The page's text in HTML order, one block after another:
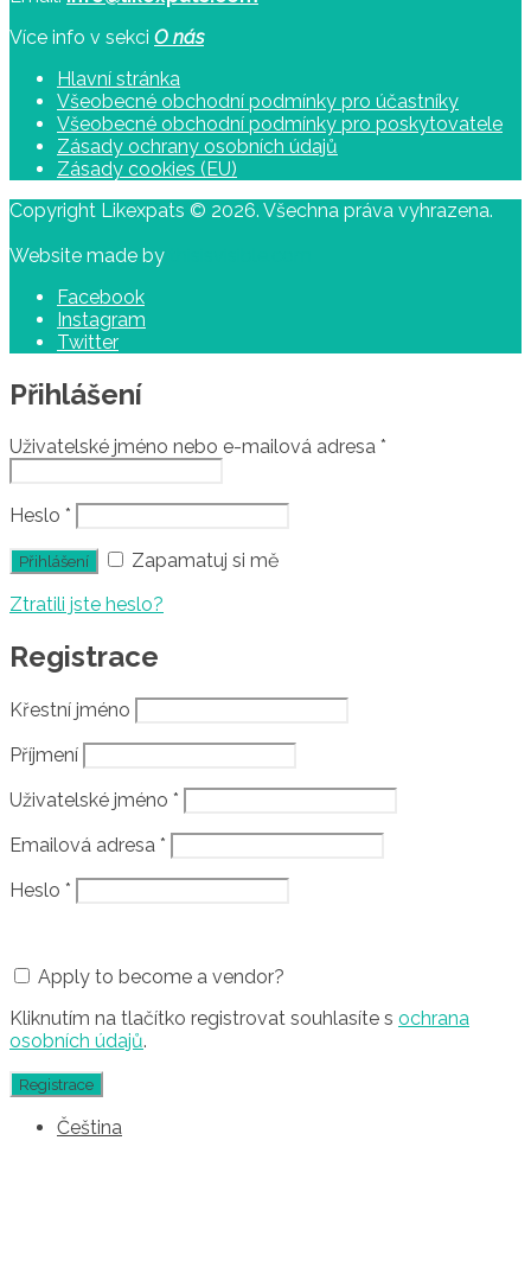
Více info v sekci O nás
Hlavní stránka
Všeobecné obchodní podmínky pro účastníky
Všeobecné obchodní podmínky pro poskytovatele
Zásady ochrany osobních údajů
Zásady cookies (EU)
Copyright Likexpats © 2026. Všechna práva vyhrazena.
Website made by
Facebook
Instagram
Twitter
Přihlášení
Uživatelské jméno nebo e-mailová adresa *
Heslo *
Zapamatuj si mě
Ztratili jste heslo?
Registrace
Křestní jméno
Příjmení
Uživatelské jméno *
Emailová adresa *
Heslo *
Apply to become a vendor?
Kliknutím na tlačítko registrovat souhlasíte s ochrana
osobních údajů.
Čeština